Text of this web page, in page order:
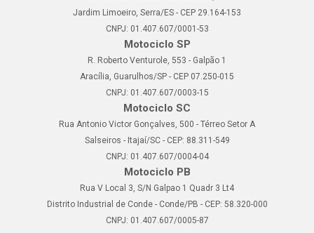
Jardim Limoeiro, Serra/ES - CEP 29.164-153
CNPJ: 01.407.607/0001-53
Motociclo SP
R. Roberto Venturole, 553 - Galpão 1
Aracília, Guarulhos/SP - CEP 07.250-015
CNPJ: 01.407.607/0003-15
Motociclo SC
Rua Antonio Victor Gonçalves, 500 - Térreo Setor A
Salseiros - Itajaí/SC - CEP: 88.311-549
CNPJ: 01.407.607/0004-04
Motociclo PB
Rua V Local 3, S/N Galpao 1 Quadr 3 Lt4
Distrito Industrial de Conde - Conde/PB - CEP: 58.320-000
CNPJ: 01.407.607/0005-87